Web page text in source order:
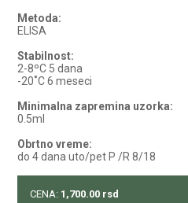
Metoda:
ELISA
Stabilnost:
2-8ºC 5 dana
-20˚C 6 meseci
Minimalna zapremina uzorka:
0.5ml
Obrtno vreme:
do 4 dana uto/pet P /R 8/18
CENA: 1,700.00 rsd